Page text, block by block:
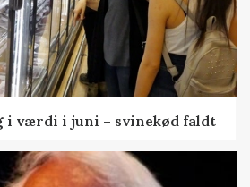
i værdi i juni – svinekød faldt